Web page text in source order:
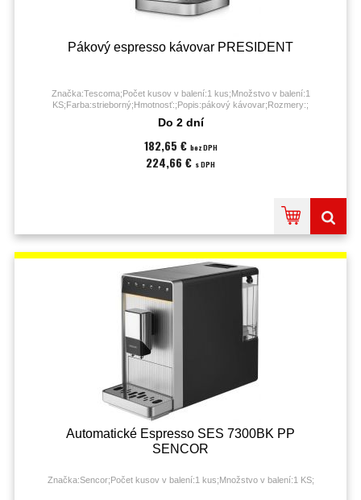
Pákový espresso kávovar PRESIDENT
Značka:Tescoma;Počet kusov v balení:1 kus;Množstvo v balení:1
KS;Farba:strieborný;Hmotnosť:;Popis:pákový kávovar;Rozmery:;
Do 2 dní
182,65 € bez DPH
224,66 € s DPH
Automatické Espresso SES 7300BK PP
SENCOR
Značka:Sencor;Počet kusov v balení:1 kus;Množstvo v balení:1 KS;